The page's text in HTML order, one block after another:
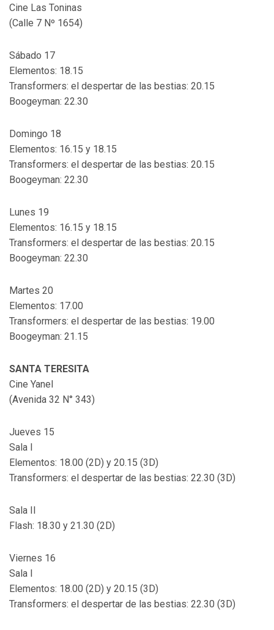
Cine Las Toninas
(Calle 7 Nº 1654)
Sábado 17
Elementos: 18.15
Transformers: el despertar de las bestias: 20.15
Boogeyman: 22.30
Domingo 18
Elementos: 16.15 y 18.15
Transformers: el despertar de las bestias: 20.15
Boogeyman: 22.30
Lunes 19
Elementos: 16.15 y 18.15
Transformers: el despertar de las bestias: 20.15
Boogeyman: 22.30
Martes 20
Elementos: 17.00
Transformers: el despertar de las bestias: 19.00
Boogeyman: 21.15
SANTA TERESITA
Cine Yanel
(Avenida 32 N° 343)
Jueves 15
Sala I
Elementos: 18.00 (2D) y 20.15 (3D)
Transformers: el despertar de las bestias: 22.30 (3D)
Sala II
Flash: 18.30 y 21.30 (2D)
Viernes 16
Sala I
Elementos: 18.00 (2D) y 20.15 (3D)
Transformers: el despertar de las bestias: 22.30 (3D)